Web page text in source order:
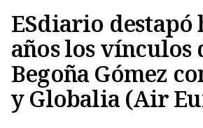
ESdiario destapó
años los vínculos
Begoña Gómez
y Globalia (Air